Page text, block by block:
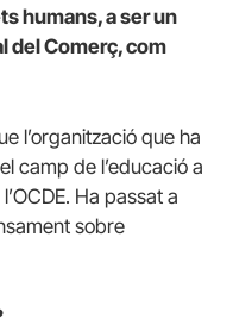
humans, a ser un
del Comerç, com
l’organització que ha
camp de l’educació a
Ha passat a
sobre